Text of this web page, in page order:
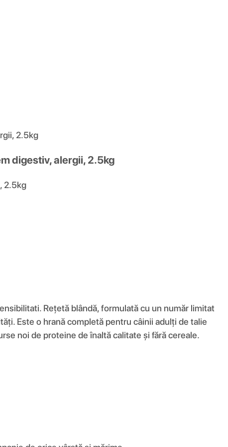
2.5kg
digestiv, alergii, 2.5kg
Rețetă blândă, formulată cu un număr limitat
Este o hrană completă pentru câinii adulți de talie
noi de proteine ​​de înaltă calitate și fără cereale.